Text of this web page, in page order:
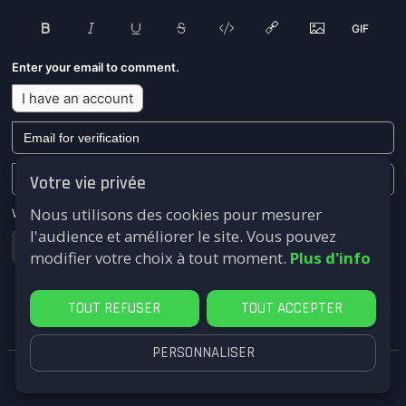
Votre vie privée
Nous utilisons des cookies pour mesurer
l'audience et améliorer le site. Vous pouvez
modifier votre choix à tout moment. Plus d'info
TOUT REFUSER TOUT ACCEPTER
PERSONNALISER
Enter your email to comment.
I have an account
We won't send you any marketing or solicitation emails.
Submit